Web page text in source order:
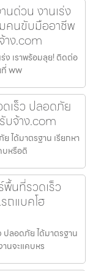
ด่วน งานเร่ง
คนขับมืออาชีพ
าง.com
ง เราพร้อมลุย! ติดต่อ
ที่ ww
เร็ว ปลอดภัย
บจ้าง.com
ได้มาตรฐาน เรียกหา
บหรือดิ
นที่รวดเร็ว
ถแบคโฮ
ลอดภัย ได้มาตรฐาน
นจะแคบหร